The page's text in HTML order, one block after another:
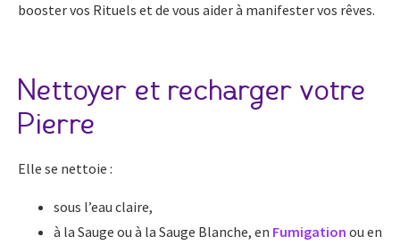
booster vos Rituels et de vous aider à manifester vos rêves.
Nettoyer et recharger votre
Pierre
Elle se nettoie :
sous l’eau claire,
à la Sauge ou à la Sauge Blanche, en Fumigation ou en